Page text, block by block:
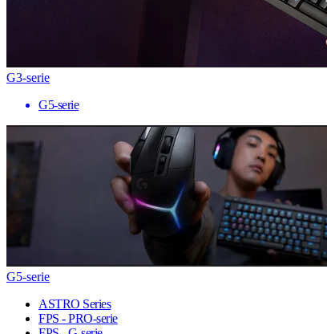
G3-serie
G5-serie
G5-serie
ASTRO Series
FPS - PRO-serie